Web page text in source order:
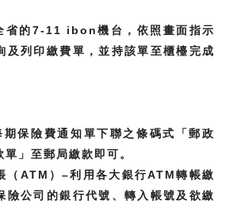
省的7-11 ibon機台，依照畫面指示
及列印繳費單，並持該單至櫃檯完成
期保險費通知單下聯之條碼式「郵政
」至郵局繳款即可。
（ATM）–利用各大銀行ATM轉帳繳
險公司的銀行代號、轉入帳號及欲繳